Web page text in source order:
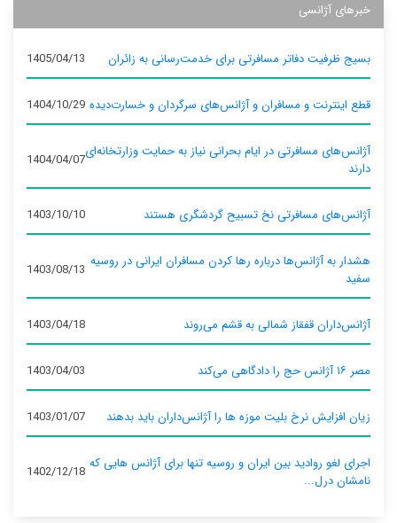
خبرهای آژانسی
بسیج ظرفیت دفاتر مسافرتی برای خدمت‌رسانی به زائران 1405/04/13
قطع اینترنت و مسافران و آژانس‌های سرگردان و خسارت‌دیده 1404/10/29
آژانس‌های مسافرتی در ایام بحرانی نیاز به حمایت وزارتخانه‌ای
دارند
1404/04/07
آژانس‌های مسافرتی نخ تسبیح گردشگری هستند 1403/10/10
هشدار به آژانس‌ها درباره رها کردن مسافران ایرانی در روسیه
سفید
1403/08/13
آژانس‌داران قفقاز شمالی به قشم می‌روند 1403/04/18
مصر ۱۶ آژانس حج را دادگاهی می‌کند 1403/04/03
زیان افزایش نرخ بلیت موزه ها را آژانس‌داران باید بدهند 1403/01/07
اجرای لغو روادید بین ایران و روسیه تنها برای آژانس‌ هایی که
نامشان درل...
1402/12/18